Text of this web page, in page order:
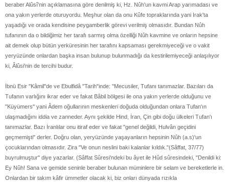
beraber Alûsî'nin açıklamasına göre denilmiş ki, Hz. Nûh'un kavmi Arap yarımadası ve
ona yakın yerlerde oturuyordu. Meşhur olan da onu Kûfe topraklarında yani Irak'ta
yaşadığı ve orada kendisine peygamberlik görevi verilmiş olmasıdır. Bundan Nûh
tufanının da o bildiğimiz her tarafı sarmış olma özelliği Nûh kavmine ve onların hepsine
ait demek olup bütün yerküresinin her tarafını kapsaması gerekmiyeceği ve o vakit
yeryüzünde onlardan başka insan bulunup bulunmadığı da kestirilemiyeceği anlaşılıyor
ki, Âlûsi'nin de tercihi budur.
İbnü Esir "Kâmil"de ve Ebulfidâ "Tarih"inde: "Mecusiler, Tufanı tanımazlar. Bazıları da
Tufanın varlığını ikrar eder ve fakat Bâbil bölgesi ile ona yakın yerlerde olduğunu ve
"Küyümers" yani Âdem oğullarının meskenleri doğuda olduğundan onlara Tufan'ın
ulaşmadığını iddia ve zanneder. Aynı şekilde Hind, İran, Çin gibi doğu ülkeleri Tufan'ı
tanımazlar. Bazı İranlılar onu itiraf eder ve fakat "genel değildi, Hulvân geçidini
geçmemişti" derler. Doğru olan, yeryüzünde yaşayanların hepsinin Nûh (a.s)'un
çocuklarından olmasıdır. Zira "Ve onun neslini baki kalanlar kıldık."(Sâffat, 37/77)
buyrulmuştur" diye yazarlar. (Sâffat Sûresi'ndeki bu âyet ile Hûd sûresindeki, "Denildi ki:
Ey Nûh! Sana ve gemide seninle beraber bulunan müminlere bir selam ve bereketlerle in.
Onlardan bir takım kâfir ümmetler olacak ki, biz onları dünyada rızıkla